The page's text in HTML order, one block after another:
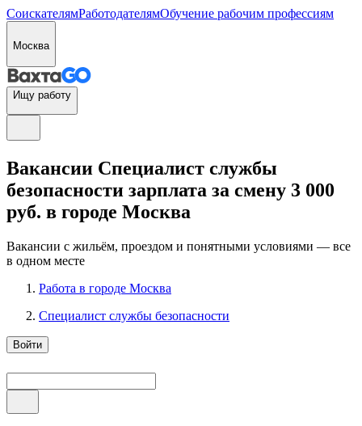
СоискателямРаботодателямОбучение рабочим профессиям
Москва
Ищу работу
Вакансии Специалист службы
безопасности зарплата за смену 3 000
руб. в городе Москва
Вакансии с жильём, проездом и понятными условиями — все
в одном месте
Работа в городе Москва
Специалист службы безопасности
Войти